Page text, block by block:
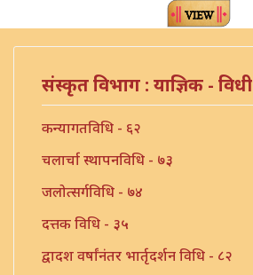
संस्कृत विभाग : याज्ञिक - विधी
कन्यागतविधि - ६२
चलार्चा स्थापनविधि - ७३
जलोत्सर्गविधि - ७४
दत्तक विधि - ३५
द्वादश वर्षांनंतर भार्तृदर्शन विधि - ८२